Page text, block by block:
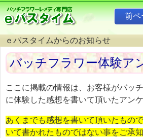
ｅパスタイムからのお知らせ
バッチフラワー体験ア
ここに掲載の情報は、お客様がバッ
に体験した感想を書いて頂いたアン
あくまでも感想を書いて頂いたもの
いて書かれたものではない事をご承